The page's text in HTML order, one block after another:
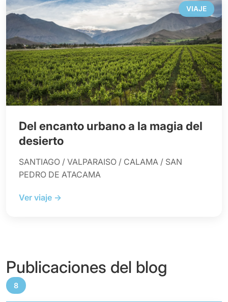
VIAJE
Del encanto urbano a la magia del
desierto
SANTIAGO / VALPARAISO / CALAMA / SAN
PEDRO DE ATACAMA
Ver viaje →
Publicaciones del blog
8